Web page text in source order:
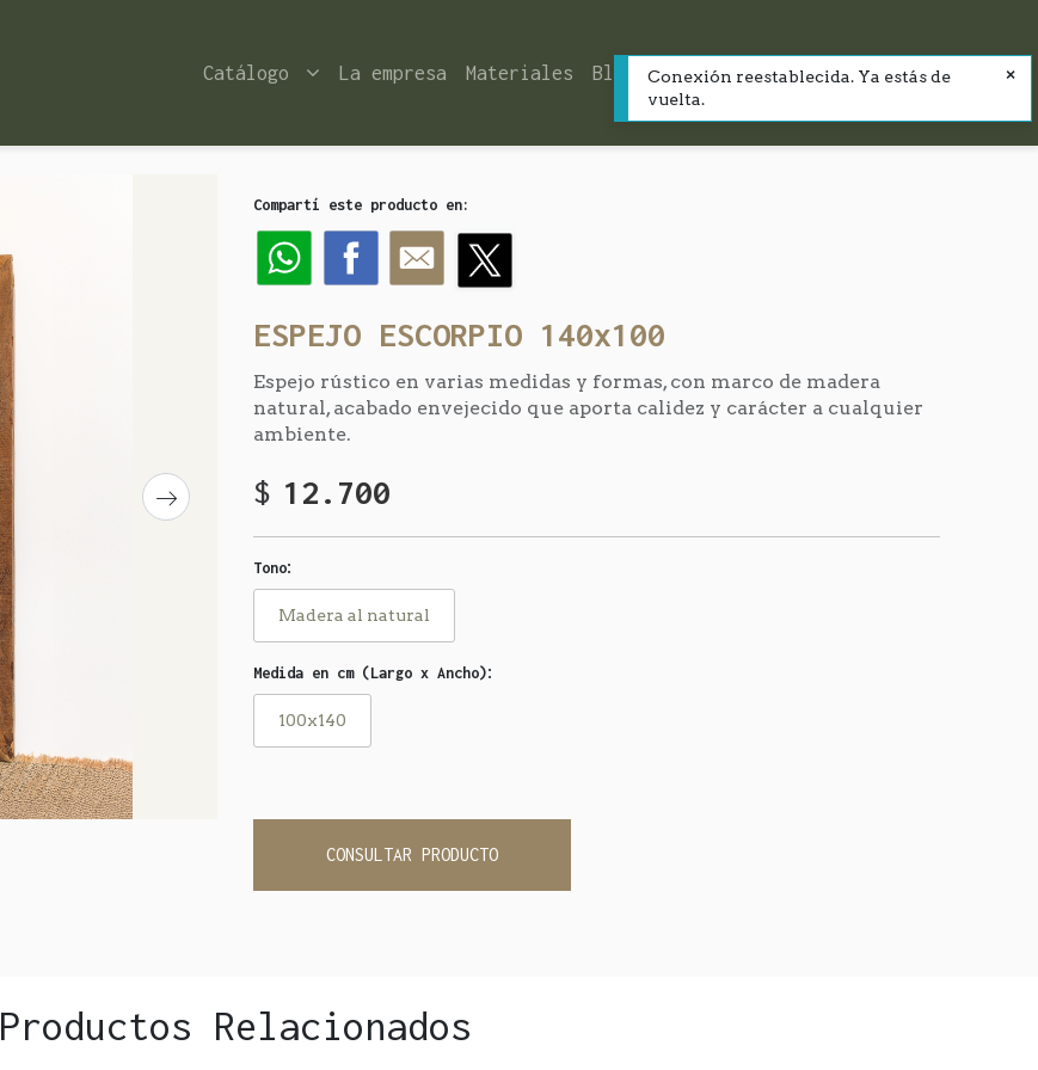
Catálogo La empresa Materiales Blog Contacto
Compartí este producto en:
ESPEJO ESCORPIO 140x100
Espejo rústico en varias medidas y formas, con marco de madera
natural, acabado envejecido que aporta calidez y carácter a cualquier
ambiente.
$12.700
Tono:
Madera al natural
Medida en cm (Largo x Ancho):
100x140
CONSULTAR PRODUCTO
Productos Relacionados
Conexión reestablecida. Ya estás de
vuelta.